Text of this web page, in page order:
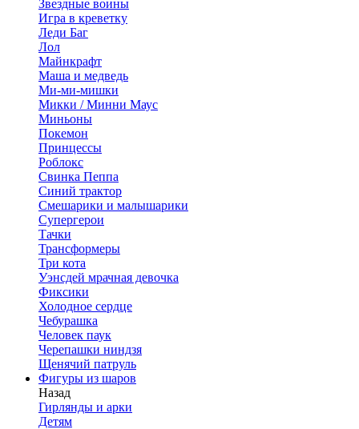
Звездные воины
Игра в креветку
Леди Баг
Лол
Майнкрафт
Маша и медведь
Ми-ми-мишки
Микки / Минни Маус
Миньоны
Покемон
Принцессы
Роблокс
Свинка Пеппа
Синий трактор
Смешарики и малышарики
Супергерои
Тачки
Трансформеры
Три кота
Уэнсдей мрачная девочка
Фиксики
Холодное сердце
Чебурашка
Человек паук
Черепашки ниндзя
Щенячий патруль
Фигуры из шаров
Назад
Гирлянды и арки
Детям